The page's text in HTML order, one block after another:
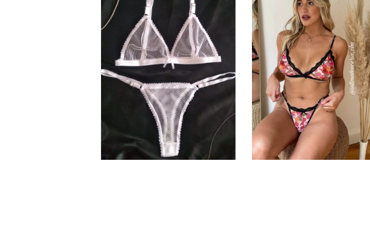
Conjunto de red Blanco sin
arco
$7.500,00
Conjunto de microtul en
tonos Rosas – MAGNOLIA
8.500,00